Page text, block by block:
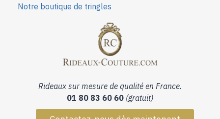
Notre boutique de tringles
Rideaux sur mesure de qualité en France.
01 80 83 60 60 (gratuit)